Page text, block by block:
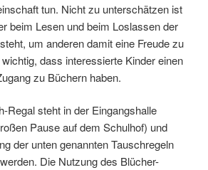
tun. Nicht zu unterschätzen ist
beim Lesen und beim Loslassen der
um anderen damit eine Freude zu
dass interessierte Kinder einen
zu Büchern haben.
Regal steht in der Eingangshalle
Pause auf dem Schulhof) und
der unten genannten Tauschregeln
Die Nutzung des Blücher-